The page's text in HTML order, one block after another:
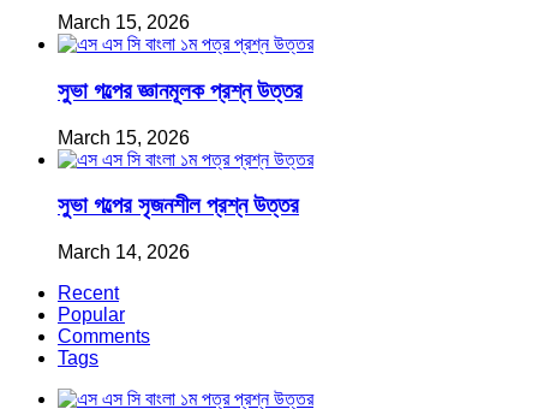
March 15, 2026
সুভা গল্পের জ্ঞানমূলক প্রশ্ন উত্তর
March 15, 2026
সুভা গল্পের সৃজনশীল প্রশ্ন উত্তর
March 14, 2026
Recent
Popular
Comments
Tags